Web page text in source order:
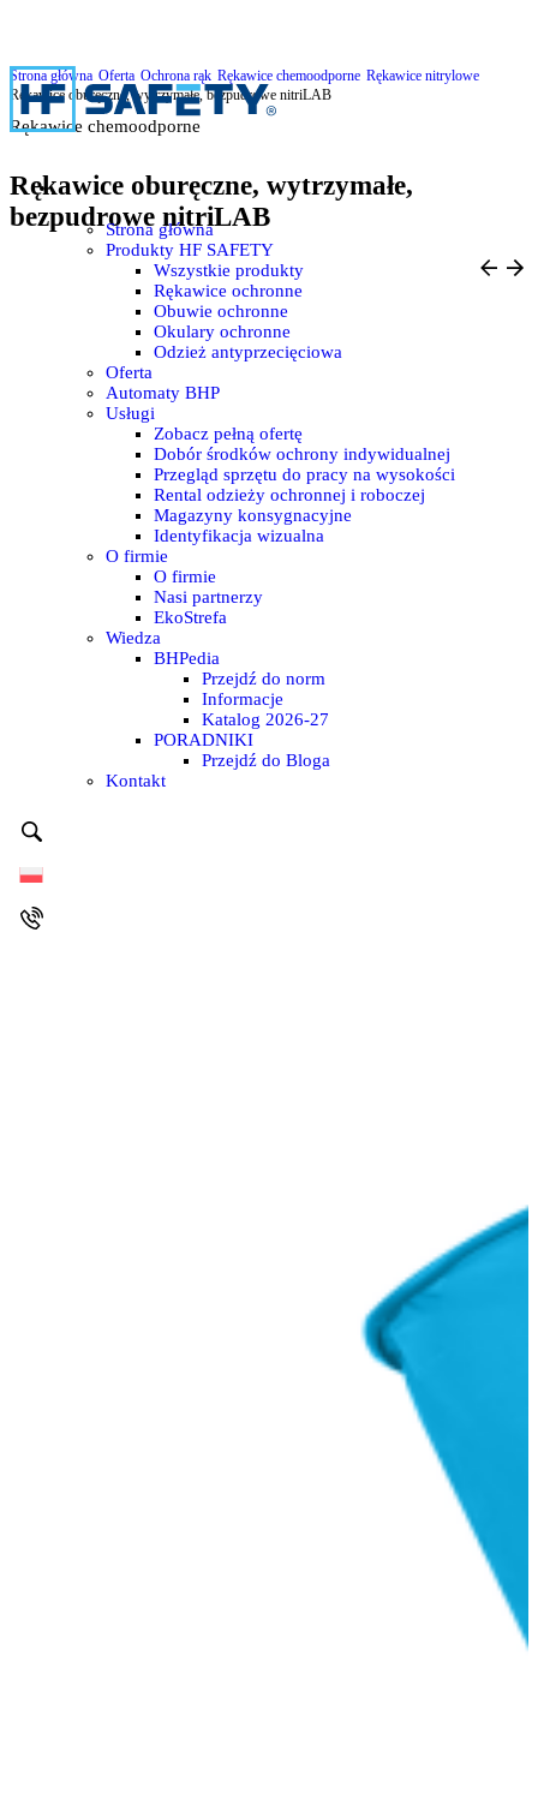
Strona główna
Produkty HF SAFETY
Wszystkie produkty
Rękawice ochronne
Obuwie ochronne
Okulary ochronne
Odzież antyprzecięciowa
Oferta
Automaty BHP
Usługi
Zobacz pełną ofertę
Dobór środków ochrony indywidualnej
Przegląd sprzętu do pracy na wysokości
Rental odzieży ochronnej i roboczej
Magazyny konsygnacyjne
Identyfikacja wizualna
O firmie
O firmie
Nasi partnerzy
EkoStrefa
Wiedza
BHPedia
Przejdź do norm
Informacje
Katalog 2026-27
PORADNIKI
Przejdź do Bloga
Kontakt
Strona główna Oferta Ochrona rąk Rękawice chemoodporne Rękawice nitrylowe
Rękawice oburęczne, wytrzymałe, bezpudrowe nitriLAB
Rękawice chemoodporne
Rękawice oburęczne, wytrzymałe,
bezpudrowe nitriLAB